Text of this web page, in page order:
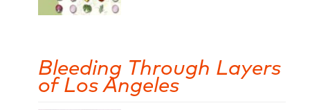
Bleeding Through Layers
of Los Angeles